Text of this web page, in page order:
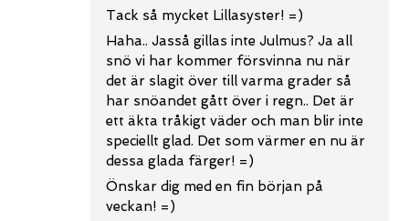
Tack så mycket Lillasyster! =)
Haha.. Jasså gillas inte Julmus? Ja all
snö vi har kommer försvinna nu när
det är slagit över till varma grader så
har snöandet gått över i regn.. Det är
ett äkta tråkigt väder och man blir inte
speciellt glad. Det som värmer en nu är
dessa glada färger! =)
Önskar dig med en fin början på
veckan! =)